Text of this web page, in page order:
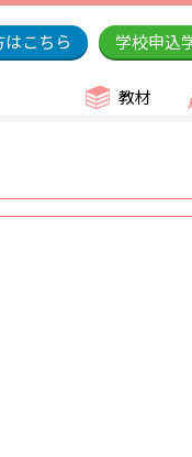
こちら 学校申込
教材